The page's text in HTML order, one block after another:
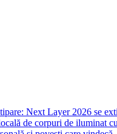
Next Layer 2026 se
de corpuri de iluminat